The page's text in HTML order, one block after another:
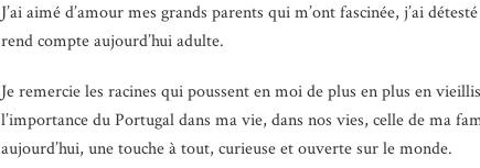
J’ai aimé d’amour mes grands parents qui m’ont fascinée, j’ai
rend compte aujourd’hui adulte.
Je remercie les racines qui poussent en moi de plus en plus en
l’importance du Portugal dans ma vie, dans nos vies, celle de ma
aujourd’hui, une touche à tout, curieuse et ouverte sur le monde.